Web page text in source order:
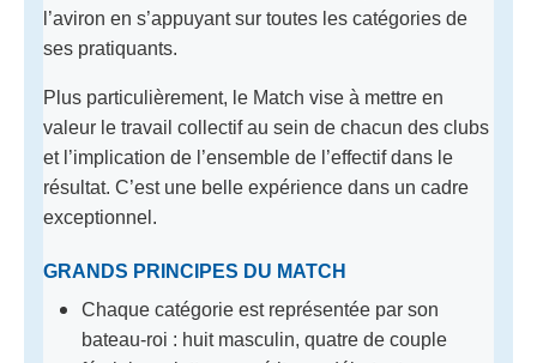
l’aviron en s’appuyant sur toutes les catégories de
ses pratiquants.
Plus particulièrement, le Match vise à mettre en
valeur le travail collectif au sein de chacun des clubs
et l’implication de l’ensemble de l’effectif dans le
résultat. C’est une belle expérience dans un cadre
exceptionnel.
GRANDS PRINCIPES DU MATCH
Chaque catégorie est représentée par son
bateau-roi : huit masculin, quatre de couple